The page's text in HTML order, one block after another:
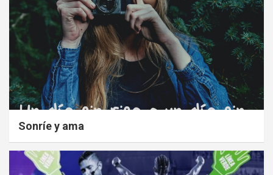
Sonríe y ama